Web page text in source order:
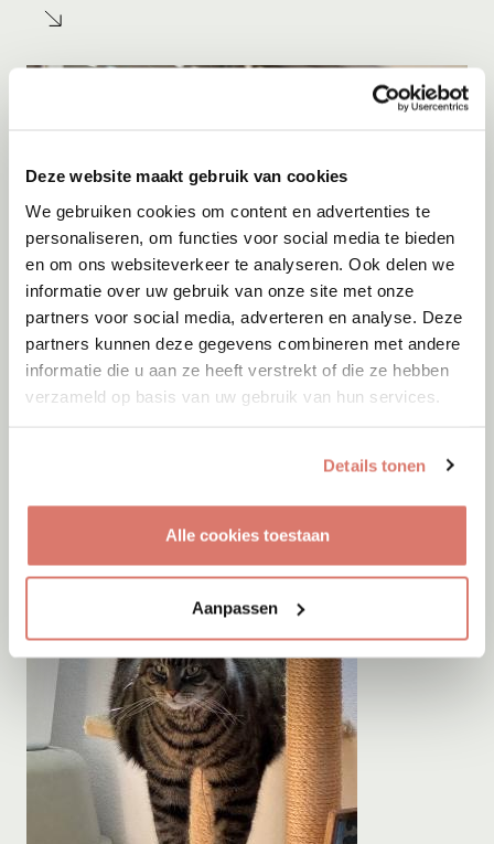
Deze website maakt gebruik van cookies
We gebruiken cookies om content en advertenties te
personaliseren, om functies voor social media te bieden
en om ons websiteverkeer te analyseren. Ook delen we
informatie over uw gebruik van onze site met onze
partners voor social media, adverteren en analyse. Deze
partners kunnen deze gegevens combineren met andere
informatie die u aan ze heeft verstrekt of die ze hebben
verzameld op basis van uw gebruik van hun services.
Details tonen
Alle cookies toestaan
Aanpassen
Adoptie06-08-2026
Jumby